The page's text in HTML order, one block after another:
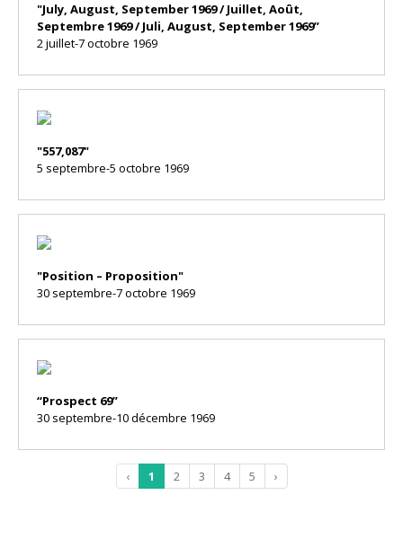
"July, August, September 1969 / Juillet, Août,
Septembre 1969 / Juli, August, September 1969”
2 juillet-7 octobre 1969
"557,087"
5 septembre-5 octobre 1969
"Position – Proposition"
30 septembre-7 octobre 1969
“Prospect 69”
30 septembre-10 décembre 1969
‹ 1 2 3 4 5 ›